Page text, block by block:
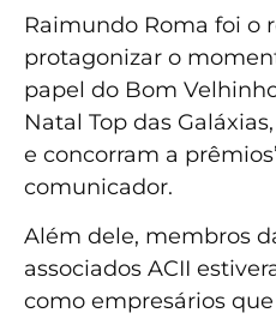
Raimundo Roma foi o
protagonizar o
papel do Bom
Natal Top das
e concorram a
comunicador.
Além dele, membros
associados ACII
como empresários